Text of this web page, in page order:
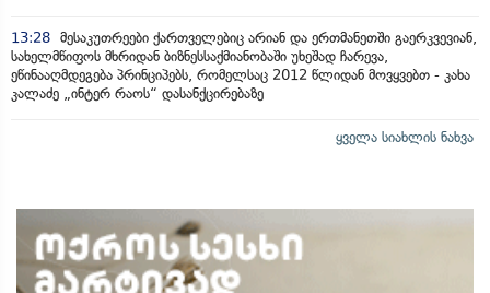
13:28 მესაკუთრეები ქართველებიც არიან და ერთმანეთში გაერკვევიან,
სახელმწიფოს მხრიდან ბიზნესსაქმიანობაში უხეშად ჩარევა,
ეწინააღმდეგება პრინციპებს, რომელსაც 2012 წლიდან მოვყვებთ - კახა
კალაძე „ინტერ რაოს“ დასანქცირებაზე
ყველა სიახლის ნახვა